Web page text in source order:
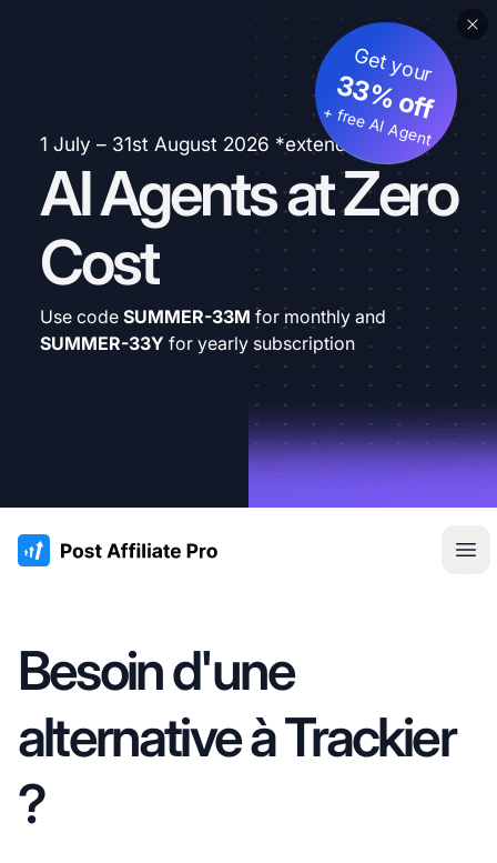
1 July – 31st August 2026 *extended
AI Agents at Zero
Cost
Get your
33% off
+ free AI Agent
Use code SUMMER-33M for monthly and
SUMMER-33Y for yearly subscription
:site.title
Besoin d'une
alternative à Trackier
?